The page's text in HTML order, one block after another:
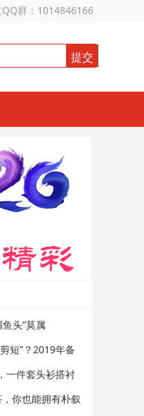
群：1014846166
头”莫属
短”？2019年备
一件套头衫搭衬
你也能拥有朴叙